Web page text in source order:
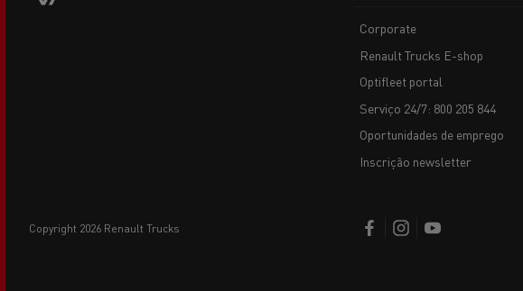
copyright 2026 Renault Trucks
Corporate
Renault Trucks E-shop
Optifleet portal
Serviço 24/7: 800 205 844
Oportunidades de emprego
Inscrição newsletter